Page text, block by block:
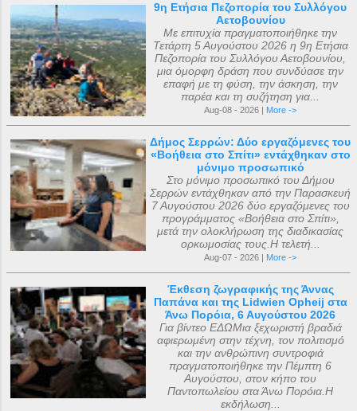
9η Ετήσια Πεζοπορία του Συλλόγου
Αετοβουνίου
Με επιτυχία πραγματοποιήθηκε την
Τετάρτη 5 Αυγούστου 2026 η 9η Ετήσια
Πεζοπορία του Συλλόγου Αετοβουνίου,
μια όμορφη δράση που συνδύασε την
επαφή με τη φύση, την άσκηση, την
παρέα και τη συζήτηση για...
Aug-08 - 2026 | More ->
Δήμος Σερρών: Δύο εργαζόμενες του
«Βοήθεια στο Σπίτι» εντάχθηκαν στο
μόνιμο προσωπικό
Στο μόνιμο προσωπικό του Δήμου
Σερρών εντάχθηκαν από την Παρασκευή
7 Αυγούστου 2026 δύο εργαζόμενες του
προγράμματος «Βοήθεια στο Σπίτι»,
μετά την ολοκλήρωση της διαδικασίας
ορκωμοσίας τους.Η τελετή...
Aug-07 - 2026 | More ->
Έκθεση ζωγραφικής της Άννας
Παπάνα και της Lidwien Opheij στα
Άνω Πορόια, 6 Αυγούστου 2026
Για βίντεο ΕΔΩΜια ξεχωριστή βραδιά
αφιερωμένη στην τέχνη, τον πολιτισμό
και την ανθρώπινη συντροφιά
πραγματοποιήθηκε την Πέμπτη 6
Αυγούστου, στον κήπο του
Παντοπωλείου στα Άνω Πορόια.Η
εκδήλωση...